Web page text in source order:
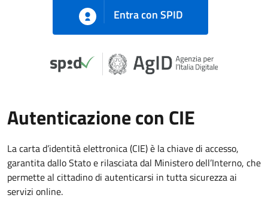
Entra con SPID
Autenticazione con CIE
La carta d’identità elettronica (CIE) è la chiave di accesso,
garantita dallo Stato e rilasciata dal Ministero dell’Interno, che
permette al cittadino di autenticarsi in tutta sicurezza ai
servizi online.